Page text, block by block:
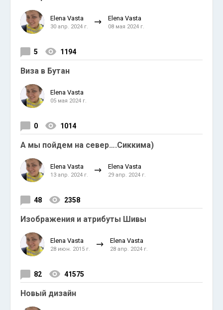
Elena Vasta
30 апр. 2024 г.
Elena Vasta
08 мая 2024 г.
5 1194
Виза в Бутан
Elena Vasta
05 мая 2024 г.
0 1014
А мы пойдем на север….Сиккима)
Elena Vasta
13 апр. 2024 г.
Elena Vasta
29 апр. 2024 г.
48 2358
Изображения и атрибуты Шивы
Elena Vasta
28 июн. 2015 г.
Elena Vasta
28 апр. 2024 г.
82 41575
Новый дизайн